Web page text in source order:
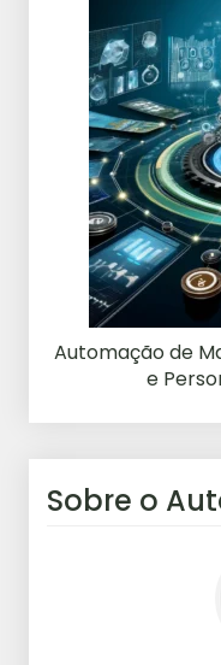
Automação de
e
Sobre o